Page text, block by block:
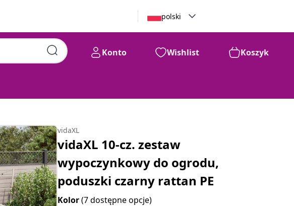
polski
Konto Wishlist Koszyk
vidaXL
vidaXL 10-cz. zestaw
wypoczynkowy do ogrodu,
poduszki czarny rattan PE
Kolor(7 dostępne opcje)